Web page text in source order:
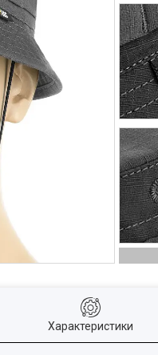
Характеристики